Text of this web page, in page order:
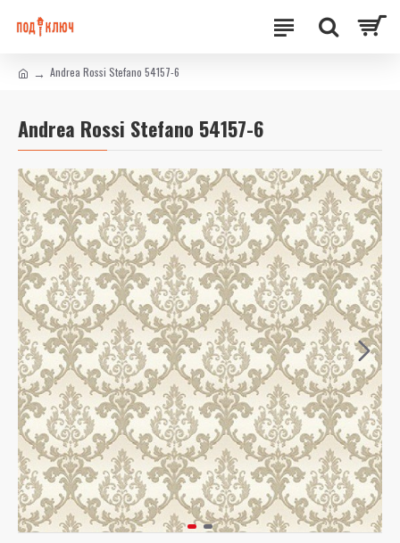
Andrea Rossi Stefano 54157-6
Andrea Rossi Stefano 54157-6